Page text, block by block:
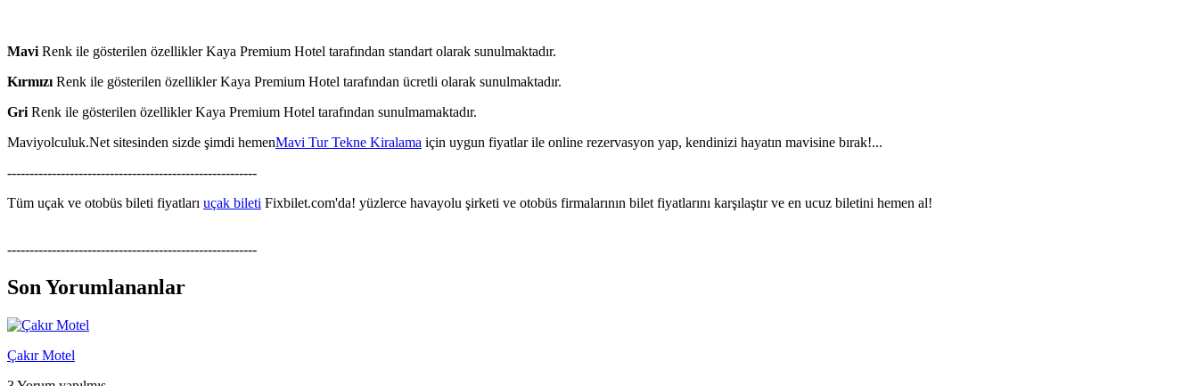
Mavi Renk ile gösterilen özellikler Kaya Premium Hotel tarafından standart olarak sunulmaktadır.
Kırmızı Renk ile gösterilen özellikler Kaya Premium Hotel tarafından ücretli olarak sunulmaktadır.
Gri Renk ile gösterilen özellikler Kaya Premium Hotel tarafından sunulmamaktadır.
Maviyolculuk.Net sitesinden sizde şimdi hemenMavi Tur Tekne Kiralama için uygun fiyatlar ile online rezervasyon yap, kendinizi hayatın mavisine bırak!...
--------------------------------------------------------
Tüm uçak ve otobüs bileti fiyatları uçak bileti Fixbilet.com'da! yüzlerce havayolu şirketi ve otobüs firmalarının bilet fiyatlarını karşılaştır ve en ucuz biletini hemen al!
--------------------------------------------------------
Son Yorumlananlar
Çakır Motel